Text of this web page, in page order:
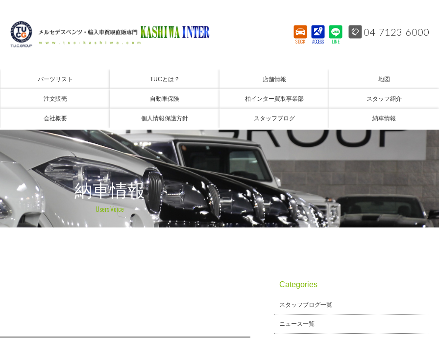
STOCK ACCESS LINE
04-7123-6000
パーツリスト TUCとは？ 店舗情報 地図
注文販売 自動車保険 柏インター買取事業部 スタッフ紹介
会社概要 個人情報保護方針 スタッフブログ 納車情報
納車情報
Users Voice
Categories
スタッフブログ一覧
ニュース一覧